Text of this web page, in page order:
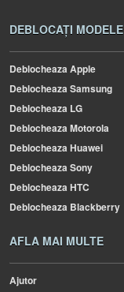
DEBLOCAȚI MODELE
Deblocheaza Apple
Deblocheaza Samsung
Deblocheaza LG
Deblocheaza Motorola
Deblocheaza Huawei
Deblocheaza Sony
Deblocheaza HTC
Deblocheaza Blackberry
AFLA MAI MULTE
Ajutor